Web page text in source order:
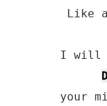
Like
I will
your